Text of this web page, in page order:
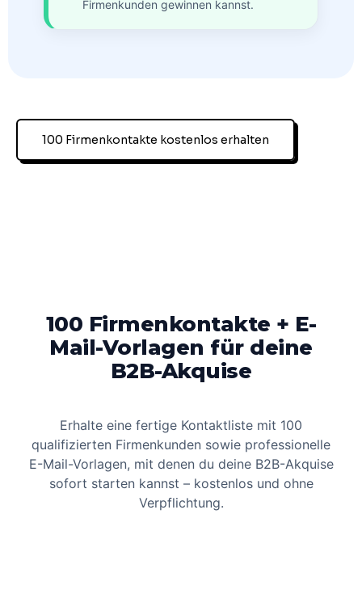
Firmenkunden gewinnen kannst.
100 Firmenkontakte kostenlos erhalten
100 Firmenkontakte + E-
Mail-Vorlagen für deine
B2B-Akquise
Erhalte eine fertige Kontaktliste mit 100
qualifizierten Firmenkunden sowie professionelle
E-Mail-Vorlagen, mit denen du deine B2B-Akquise
sofort starten kannst – kostenlos und ohne
Verpflichtung.